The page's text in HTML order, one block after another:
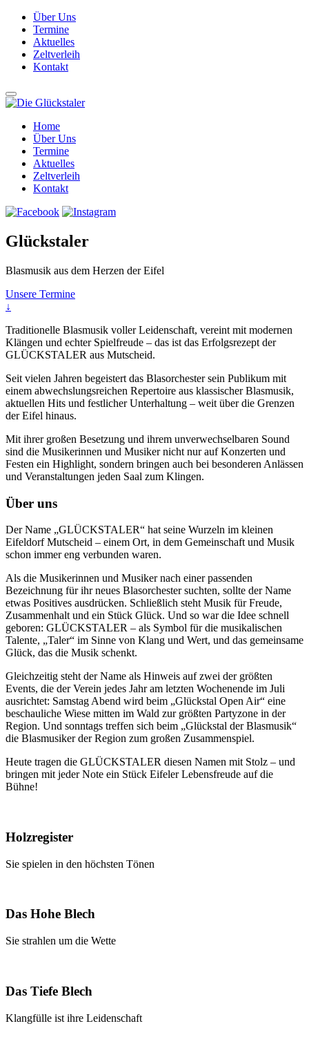
Über Uns
Termine
Aktuelles
Zeltverleih
Kontakt
Home
Über Uns
Termine
Aktuelles
Zeltverleih
Kontakt
Glückstaler
Blasmusik aus dem Herzen der Eifel
Unsere Termine
↓
Traditionelle Blasmusik voller Leidenschaft, vereint mit modernen
Klängen und echter Spielfreude – das ist das Erfolgsrezept der
GLÜCKSTALER aus Mutscheid.
Seit vielen Jahren begeistert das Blasorchester sein Publikum mit
einem abwechslungsreichen Repertoire aus klassischer Blasmusik,
aktuellen Hits und festlicher Unterhaltung – weit über die Grenzen
der Eifel hinaus.
Mit ihrer großen Besetzung und ihrem unverwechselbaren Sound
sind die Musikerinnen und Musiker nicht nur auf Konzerten und
Festen ein Highlight, sondern bringen auch bei besonderen Anlässen
und Veranstaltungen jeden Saal zum Klingen.
Über uns
Der Name „GLÜCKSTALER“ hat seine Wurzeln im kleinen
Eifeldorf Mutscheid – einem Ort, in dem Gemeinschaft und Musik
schon immer eng verbunden waren.
Als die Musikerinnen und Musiker nach einer passenden
Bezeichnung für ihr neues Blasorchester suchten, sollte der Name
etwas Positives ausdrücken. Schließlich steht Musik für Freude,
Zusammenhalt und ein Stück Glück. Und so war die Idee schnell
geboren: GLÜCKSTALER – als Symbol für die musikalischen
Talente, „Taler“ im Sinne von Klang und Wert, und das gemeinsame
Glück, das die Musik schenkt.
Gleichzeitig steht der Name als Hinweis auf zwei der größten
Events, die der Verein jedes Jahr am letzten Wochenende im Juli
ausrichtet: Samstag Abend wird beim „Glückstal Open Air“ eine
beschauliche Wiese mitten im Wald zur größten Partyzone in der
Region. Und sonntags treffen sich beim „Glückstal der Blasmusik“
die Blasmusiker der Region zum großen Zusammenspiel.
Heute tragen die GLÜCKSTALER diesen Namen mit Stolz – und
bringen mit jeder Note ein Stück Eifeler Lebensfreude auf die
Bühne!
Holzregister
Sie spielen in den höchsten Tönen
Das Hohe Blech
Sie strahlen um die Wette
Das Tiefe Blech
Klangfülle ist ihre Leidenschaft